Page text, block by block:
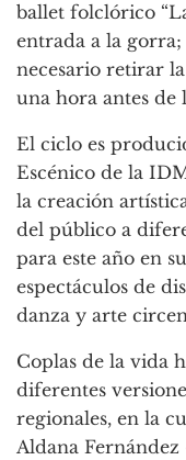
ballet folclórico
entrada a la gorra;
necesario retirar
una hora antes de
El ciclo es
Escénico de la
la creación
del público a
para este año en
espectáculos de
danza y arte
Coplas de la vida
diferentes
regionales, en la
Aldana